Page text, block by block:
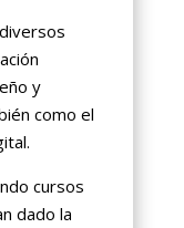
y
como el
cursos
dado la